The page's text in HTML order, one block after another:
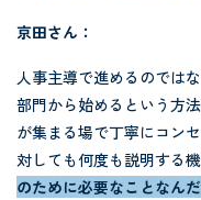
京田さん：
人事主導で進めるのでは
部門から始めるという方
が集まる場で丁寧にコン
対しても何度も説明する
のために必要なことなん